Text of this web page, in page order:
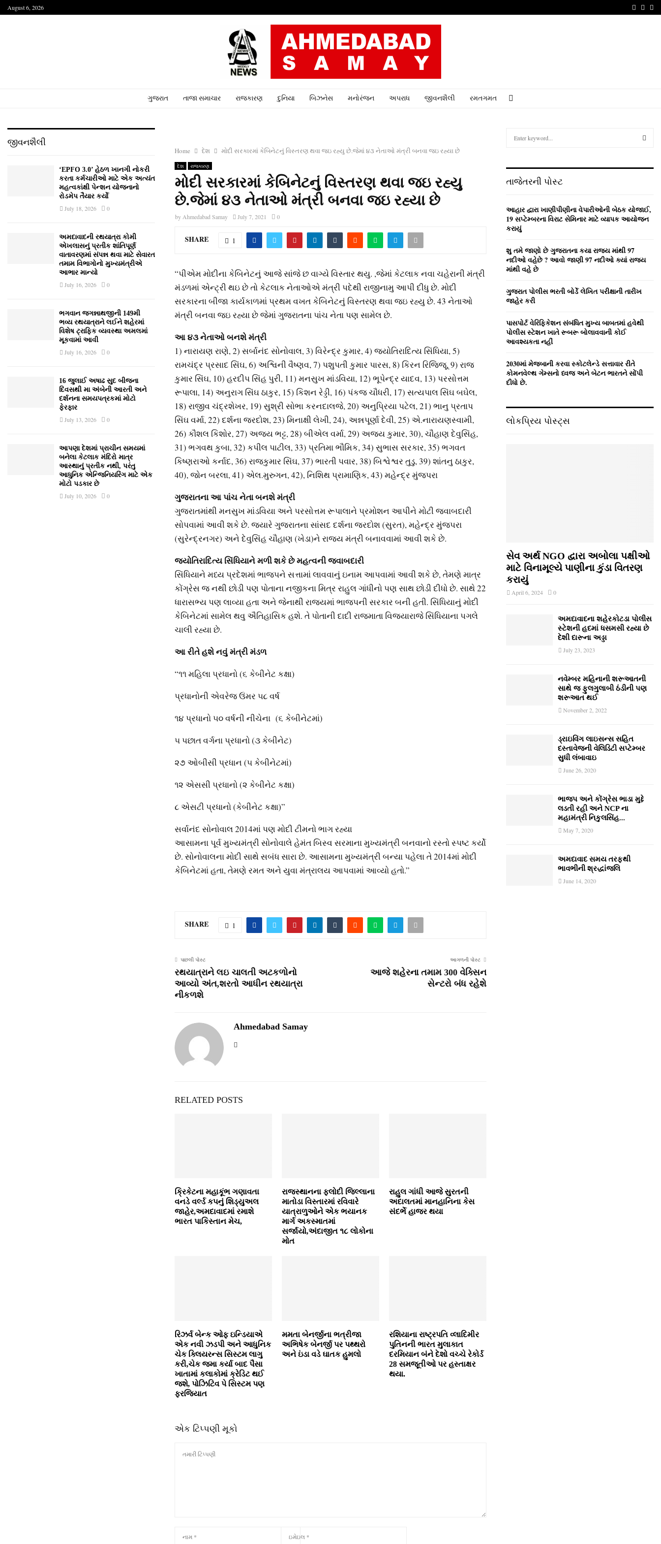
August 6, 2026
ગુજરાત તાજા સમાચાર રાજકારણ દુનિયા બિઝનેસ મનોરંજન અપરાધ જીવનશૈલી રમતગમત
Home દેશ મોદી સરકારમાં કેબિનેટનું વિસ્તરણ થવા જઇ રહ્યુ છે.જેમાં ૪૩ નેતાઓ મંત્રી બનવા જઇ રહ્યા છે
દેશ રાજકારણ
મોદી સરકારમાં કેબિનેટનું વિસ્તરણ થવા જઇ રહ્યુ
છે.જેમાં ૪૩ નેતાઓ મંત્રી બનવા જઇ રહ્યા છે
by Ahmedabad Samay July 7, 2021 0
SHARE 1
“પીએમ મોદીના કેબિનેટનું આજે સાંજે છ વાગ્યે વિસ્તાર થયુ. ,જેમાં કેટલાક નવા ચહેરાની મંત્રી
મંડળમાં એન્ટ્રી થઇ છે તો કેટલાક નેતાઓએ મંત્રી પદેથી રાજીનામુ આપી દીધુ છે. મોદી
સરકારના બીજા કાર્યકાળમાં પ્રથમ વખત કેબિનેટનું વિસ્તરણ થવા જઇ રહ્યુ છે. 43 નેતાઓ
મંત્રી બનવા જઇ રહ્યા છે જેમાં ગુજરાતના પાંચ નેતા પણ સામેલ છે.
આ ૪૩ નેતાઓ બનશે મંત્રી
1) નારાયણ રાણે, 2) સર્બાનંદ સોનોવાલ, 3) વિરેન્દ્ર કુમાર, 4) જ્યોતિરાદિત્ય સિંધિયા, 5)
રામચંદ્ર પ્રસાદ સિંઘ, 6) અશ્વિની વૈષ્ણવ, 7) પશુપતી કુમાર પારસ, 8) કિરન રિજિજૂ, 9) રાજ
કુમાર સિંઘ, 10) હરદીપ સિંહ પુરી, 11) મનસુખ માંડવિયા, 12) ભૂપેન્દ્ર યાદવ, 13) પરસોત્તમ
રૂપાલા, 14) અનુરાગ સિંઘ ઠાકુર, 15) કિશન રેડ્ડી, 16) પંકજ ચૌધરી, 17) સત્યપાલ સિંઘ બઘેલ,
18) રાજીવ ચંદ્રશેખર, 19) સુશ્રી સોભા કરનદાલજે, 20) અનુપ્રિયા પટેલ, 21) ભાનુ પ્રતાપ
સિંઘ વર્મા, 22) દર્શના જરદોશ, 23) મિનાક્ષી લેખી, 24), અન્નપૂર્ણા દેવી, 25) એ.નારાયણસ્વામી,
26) કૌશલ કિશોર, 27) અજય ભટ્ટ, 28) બીએલ વર્મા, 29) અજય કુમાર, 30), ચૌહાણ દેવુસિંહ,
31) ભગવથ કુબા, 32) કપીલ પાટીલ, 33) પ્રતિમા ભૌમિક, 34) સુભાસ સરકાર, 35) ભગવત
કિષ્ણરાઓ કર્નાદ, 36) રાજકુમાર સિંઘ, 37) ભારતી પવાર, 38) બિશ્વેશ્વર તુડુ, 39) શાંતનુ ઠાકુર,
40), જોન બરલા, 41) એલ.મુરુગન, 42), નિશિથ પ્રામાણિક, 43) મહેન્દ્ર મુંજપરા
ગુજરાતના આ પાંચ નેતા બનશે મંત્રી
ગુજરાતમાંથી મનસુખ માંડવિયા અને પરસોત્તમ રૂપાલાને પ્રમોશન આપીને મોટી જવાબદારી
સોપવામાં આવી શકે છે. જ્યારે ગુજરાતના સાંસદ દર્શના જરદોશ (સુરત), મહેન્દ્ર મુંજપરા
(સુરેન્દ્રનગર) અને દેવુસિંહ ચૌહાણ (ખેડા)ને રાજ્ય મંત્રી બનાવવામાં આવી શકે છે.
જ્યોતિરાદિત્ય સિંધિયાને મળી શકે છે મહત્વની જવાબદારી
સિંધિયાને મધ્ય પ્રદેશમાં ભાજપને સત્તામાં લાવવાનું ઇનામ આપવામાં આવી શકે છે, તેમણે માત્ર
કોંગ્રેસ જ નથી છોડી પણ પોતાના નજીકના મિત્ર રાહુલ ગાંધીનો પણ સાથ છોડી દીધો છે. સાથે 22
ધારાસભ્ય પણ લાવ્યા હતા અને જેનાથી રાજ્યમાં ભાજપની સરકાર બની હતી. સિંધિયાનું મોદી
કેબિનેટમાં સામેલ થવુ ઐતિહાસિક હશે. તે પોતાની દાદી રાજમાતા વિજયારાજે સિંધિયાના પગલે
ચાલી રહ્યા છે.
આ રીતે હશે નવું મંત્રી મંડળ
“૧૧ મહિલા પ્રધાનો (૬ કેબીનેટ કક્ષા)
પ્રધાનોની એવરેજ ઉંમર ૫૮ વર્ષ
૧૪ પ્રધાનો ૫૦ વર્ષની નીચેના (૬ કેબીનેટમાં)
૫ પછાત વર્ગના પ્રધાનો (૩ કેબીનેટ)
૨૭ ઓબીસી પ્રધાન (૫ કેબીનેટમાં)
૧૨ એસસી પ્રધાનો (૨ કેબીનેટ કક્ષા)
૮ એસટી પ્રધાનો (કેબીનેટ કક્ષા)”
સર્વાનંદ સોનોવાલ 2014માં પણ મોદી ટીમનો ભાગ રહ્યા
આસામના પૂર્વ મુખ્યમંત્રી સોનોવાલે હેમંત બિસ્વ સરમાના મુખ્યમંત્રી બનવાનો રસ્તો સ્પષ્ટ કર્યો
છે. સોનોવાલના મોદી સાથે સબંધ સારા છે. આસામના મુખ્યમંત્રી બન્યા પહેલા તે 2014માં મોદી
કેબિનેટમાં હતા, તેમણે રમત અને યુવા મંત્રાલય આપવામાં આવ્યો હતો.”
SHARE 1
પાછલી પોસ્ટ
રથયાત્રાને લઇ ચાલતી અટકળોનો
આવ્યો અંત,શરતો આધીન રથયાત્રા
નીકળશે
આગળની પોસ્ટ
આજે શહેરના તમામ 300 વેક્સિન
સેન્ટરો બંધ રહેશે
Ahmedabad Samay
RELATED POSTS
ક્રિકેટના મહાકૂંભ ગણાવતા
વનડે વર્લ્‍ડ કપનું શિડ્‍યુઅલ
જાહેર,અમદાવાદમાં રમાશે
ભારત પાકિસ્તાન મેચ,
રાજસ્થાનના ફલોદી જિલ્લાના
માતોડા વિસ્તારમાં રવિવારે
યાત્રાળુઓને એક ભયાનક
માર્ગ અકસ્માતમાં
સર્જાયો,અંદાજીત ૧૮ લોકોના
મોત
રાહુલ ગાંધી આજે સુરતની
અદાલતમાં માનહાનિના કેસ
સંદર્ભે હાજર થયા
રિઝર્વ બેન્‍ક ઓફ ઇન્‍ડિયાએ
એક નવી ઝડપી અને આધુનિક
ચેક ક્‍લિયરન્‍સ સિસ્‍ટમ લાગુ
કરી,ચેક જમા કર્યા બાદ પૈસા
ખાતામાં કલાકોમાં ક્રેડિટ થઈ
જશે, પોઝિટિવ પે સિસ્‍ટમ પણ
ફરજિયાત
મમતા બેનર્જીના ભત્રીજા
અભિષેક બેનર્જી પર પથ્થરો
અને ઇંડા વડે ઘાતક હુમલો
રશિયાના રાષ્ટ્રપતિ વ્લાદિમીર
પુતિનની ભારત મુલાકાત
દરમિયાન બંને દેશો વચ્ચે રેકોર્ડ
28 સમજૂતીઓ પર હસ્તાક્ષર
થયા.
એક ટિપ્પણી મૂકો
જીવનશૈલી
‘EPFO 3.0’ હેઠળ ખાનગી નોકરી
કરતા કર્મચારીઓ માટે એક અત્યંત
મહત્વકાંક્ષી પેન્શન યોજનાનો
રોડમેપ તૈયાર કર્યો
July 18, 2026 0
અમદાવાદની રથયાત્રા કોમી
એખલાસનું પ્રતીક શાંતિપૂર્ણ
વાતાવરણમાં સંપન્ન થવા માટે સેવારત
તમામ વિભાગોનો મુખ્યમંત્રીએ
આભાર માન્યો
July 16, 2026 0
ભગવાન જગન્નાથજીની 149મી
ભવ્ય રથયાત્રાને લઈને શહેરમાં
વિશેષ ટ્રાફિક વ્યવસ્થા અમલમાં
મૂકવામાં આવી
July 16, 2026 0
16 જુલાઈ અષાઢ સુદ બીજના
દિવસથી મા અંબેની આરતી અને
દર્શનના સમયપત્રકમાં મોટો
ફેરફાર
July 13, 2026 0
આપણા દેશમાં પ્રાચીન સમયમાં
બનેલા કેટલાક મંદિરો માત્ર
આસ્થાનું પ્રતીક નથી, પરંતુ
આધુનિક એન્જિનિયરિંગ માટે એક
મોટો પડકાર છે
July 10, 2026 0
h
o
r
:
R
H
તાજેતરની પોસ્ટ
આહાર દ્વારા ખાણીપીણીના વેપારીઓની બેઠક યોજાઈ,
19 સપ્ટેમ્બરના વિરાટ સેમિનાર માટે વ્યાપક આયોજન
કરાયું
શુ તમે જાણો છે ગુજરાતના કયા રાજ્ય માંથી 97
નદીઓ વહેછે ? આવો જાણી 97 નદીઓ ક્યાં રાજ્ય
માંથી વહે છે
ગુજરાત પોલીસ ભરતી બોર્ડે લેખિત પરીક્ષાની તારીખ
જાહેર કરી
પાસપોર્ટ વેરિફિકેશન સંબંધિત મુખ્ય બાબતમાં હવેથી
પોલીસ સ્ટેશન ખાતે રૂબરૂ બોલાવવાની કોઈ
આવશ્યકતા નહીં
2030માં મેજબાની કરવા સ્કોટલેન્ડે સત્તાવાર રીતે
કોમનવેલ્થ ગેમ્સનો ધ્વજ અને બેટન ભારતને સોંપી
દીધો છે.
લોકપ્રિય પોસ્ટ્સ
સેવ અર્થ NGO દ્વારા અબોલા પક્ષીઓ
માટે વિનામૂલ્યે પાણીના કુંડા વિતરણ
કરાયું
April 6, 2024 0
અમદાવાદના શહેરકોટડા પોલીસ
સ્ટેશની હદમાં ધસમસી રહ્યા છે
દેશી દારૂના અડ્ડા
July 23, 2023
નવેમ્‍બર મહિનાની શરૂઆતની
સાથે જ ફુલગુલાબી ઠંડીની પણ
શરૂઆત થઈ
November 2, 2022
ડ્રાઇવિંગ લાઇસન્સ સહિત
દસ્તાવેજની વેલિડિટી સપ્ટેમ્બર
સુધી લંબાવાઇ
June 26, 2020
ભાજપ અને કોંગ્રેસ ભાડા મુદ્દે
લડતી રહી અને NCP ના
મહામંત્રી નિકુલસિંહ...
May 7, 2020
અમદાવાદ સમય તરફથી
ભાવભીની શ્રદ્ધાંજલિ
June 14, 2020